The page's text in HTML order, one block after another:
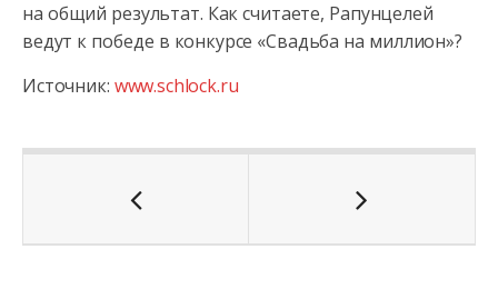
на общий результат. Как считаете, Рапунцелей
ведут к победе в конкурсе «Свадьба на миллион»?
Источник: www.schlock.ru